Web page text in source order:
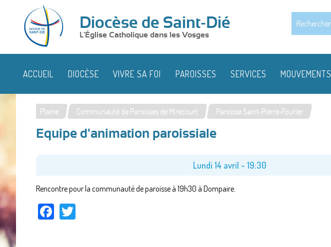
Diocèse de Saint-Dié
L'Église Catholique dans les Vosges
ACCUEIL DIOCÈSE VIVRE SA FOI PAROISSES SERVICES MOUVEMENTS
Vous
êtes
Plaine Communauté de Paroisses de Mirecourt Paroisse Saint-Pierre-Fourier
Equipe d'animation paroissiale
Lundi 14 avril - 19:30
Rencontre pour la communauté de paroisse à 19h30 à Dompaire.
Facebook